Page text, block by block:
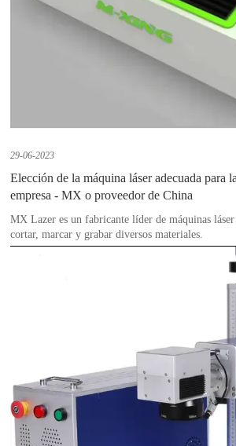
29-06-2023
Elección de la máquina láser adecuada para
empresa - MX o proveedor de China
MX Lazer es un fabricante líder de máquinas
cortar, marcar y grabar diversos materiales.